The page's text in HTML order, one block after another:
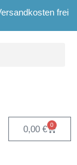
frei
0,00 € 0